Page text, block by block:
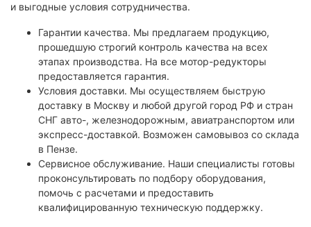
и выгодные условия сотрудничества.
Гарантии качества. Мы предлагаем продукцию,
прошедшую строгий контроль качества на всех
этапах производства. На все мотор-редукторы
предоставляется гарантия.
Условия доставки. Мы осуществляем быструю
доставку в Москву и любой другой город РФ и стран
СНГ авто-, железнодорожным, авиатранспортом или
экспресс-доставкой. Возможен самовывоз со склада
в Пензе.
Сервисное обслуживание. Наши специалисты готовы
проконсультировать по подбору оборудования,
помочь с расчетами и предоставить
квалифицированную техническую поддержку.